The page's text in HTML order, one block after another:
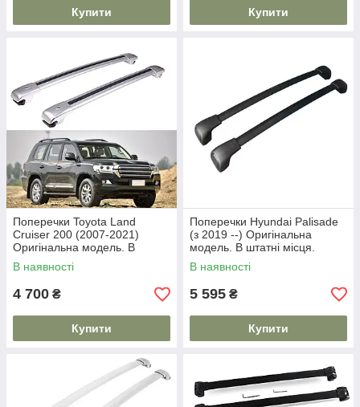
Купити Купити
Поперечки Toyota Land
Cruiser 200 (2007-2021)
Оригінальна модель. В
штатні місця.
В наявності
4 700 ₴
Купити
Поперечки Hyundai Palisade
(з 2019 --) Оригінальна
модель. В штатні місця.
В наявності
5 595 ₴
Купити